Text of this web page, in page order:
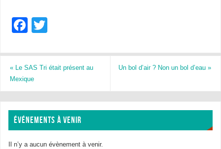
F
c
e
b
o
o
k
tt
er
«Le SAS Tri était présent au
Mexique
Un bol d’air ? Non un bol d’eau»
ÉVÉNEMENTS À VENIR
Il n’y a aucun évènement à venir.